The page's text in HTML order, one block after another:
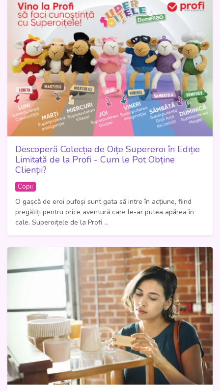
Descoperă Colecția de Oițe Supereroi în Ediție
Limitată de la Profi - Cum le Pot Obține
Clienții?
Copii
O gașcă de eroi pufoși sunt gata să intre în acțiune, fiind
pregătiți pentru orice aventură care le-ar putea apărea în
cale. Superoițele de la Profi ...